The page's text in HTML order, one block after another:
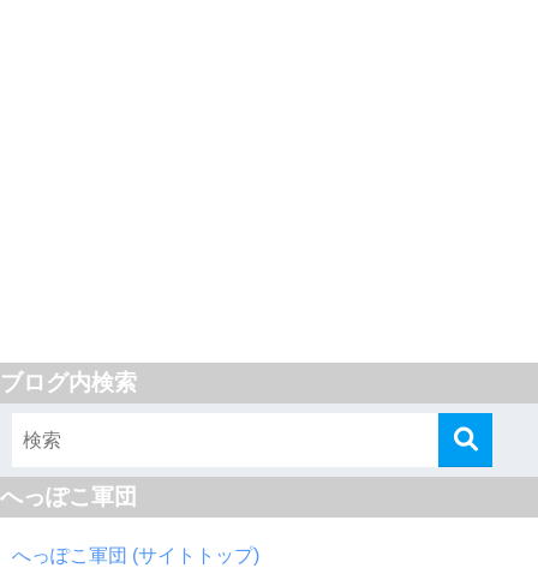
ブログ内検索
へっぽこ軍団
へっぽこ軍団 (サイトトップ)